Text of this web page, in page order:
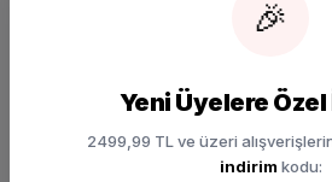
🎉
Yeni Üyelere
2499,99 TL ve üzeri
indirim kodu: